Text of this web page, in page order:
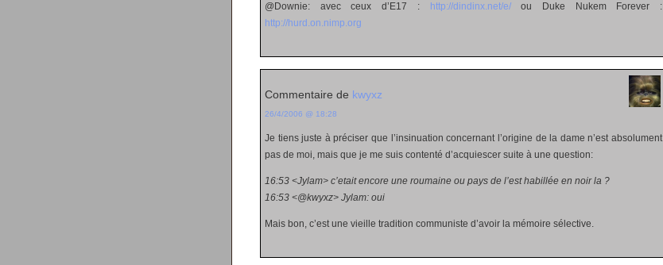
@Downie: avec ceux d’E17 : http://dindinx.net/e/ou Duke Nukem Forever :
http://hurd.on.nimp.org
Commentaire de kwyxz
26/4/2006 @ 18:28
Je tiens juste à préciser que l’insinuation concernant l’origine de la dame n’est absolument
pas de moi, mais que je me suis contenté d’acquiescer suite à une question:
16:53 <Jylam> c’etait encore une roumaine ou pays de l’est habillée en noir la ?
16:53 <@kwyxz> Jylam: oui
Mais bon, c’est une vieille tradition communiste d’avoir la mémoire sélective.